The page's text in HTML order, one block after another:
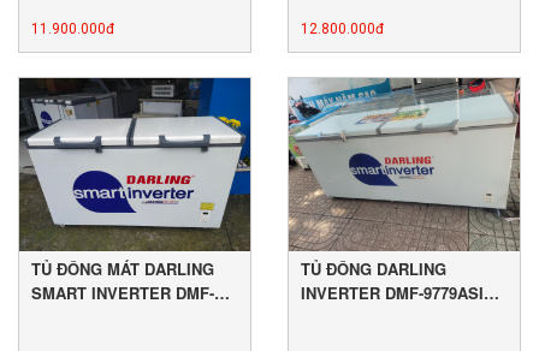
11.900.000đ 12.800.000đ
TỦ ĐÔNG MÁT DARLING
SMART INVERTER DMF-
TỦ ĐÔNG DARLING
INVERTER DMF-9779ASI